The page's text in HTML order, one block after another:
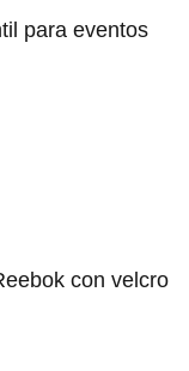
para eventos
con velcro